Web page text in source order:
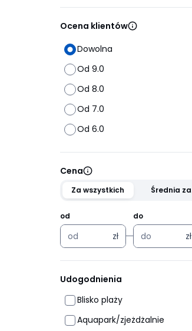
Ocena klientów
Dowolna
Od 9.0
Od 8.0
Od 7.0
Od 6.0
Cena
Za wszystkich
Średnia za
od
zł
do
zł
Udogodnienia
Blisko plaży
Aquapark/zjeżdżalnie